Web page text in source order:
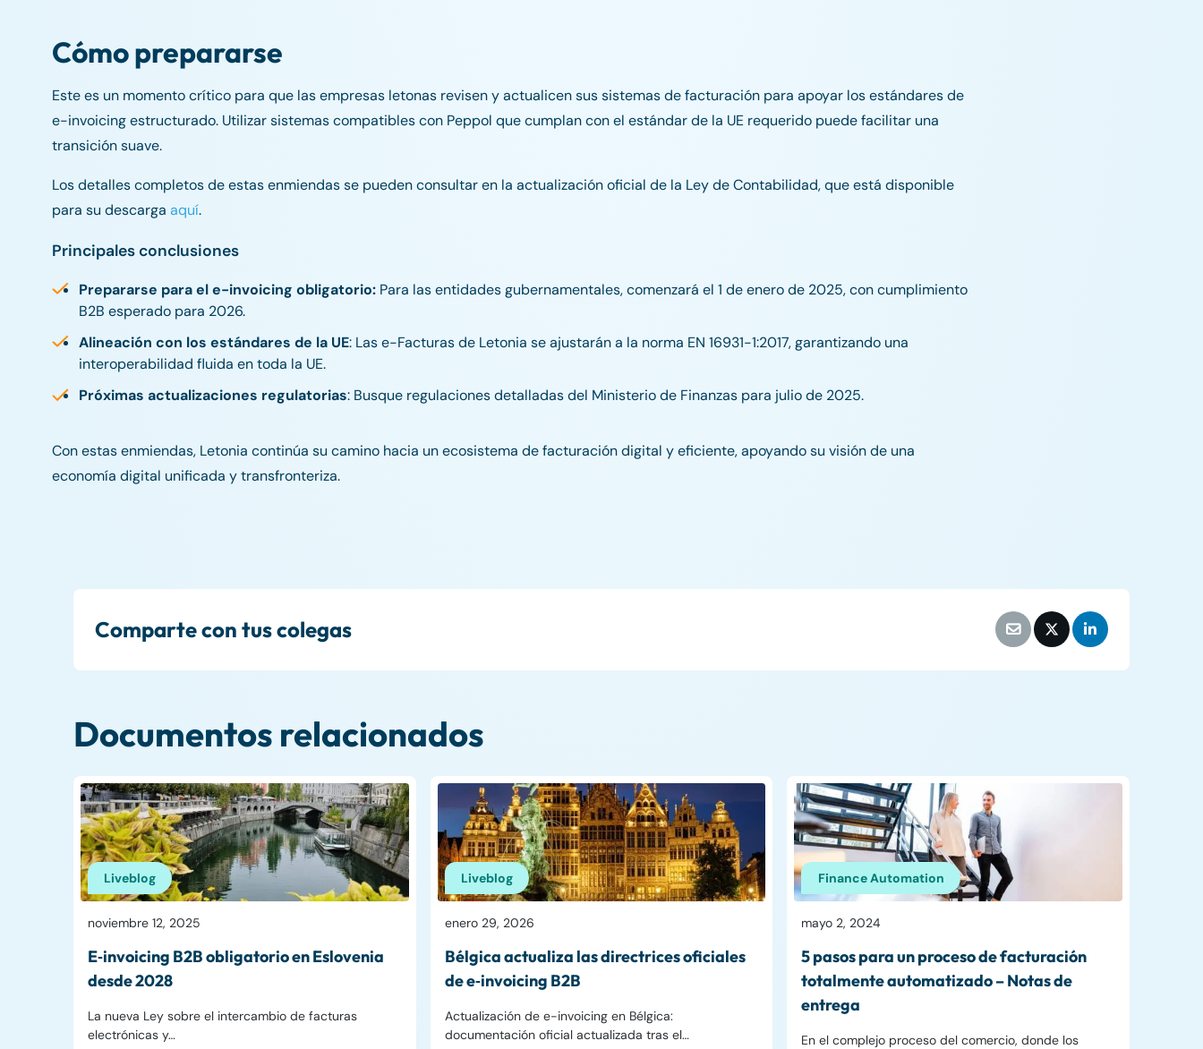
Cómo prepararse
Este es un momento crítico para que las empresas letonas revisen y actualicen sus sistemas de facturación para apoyar los estándares de
e-invoicing estructurado. Utilizar sistemas compatibles con Peppol que cumplan con el estándar de la UE requerido puede facilitar una
transición suave.
Los detalles completos de estas enmiendas se pueden consultar en la actualización oficial de la Ley de Contabilidad, que está disponible
para su descarga aquí.
Principales conclusiones
Prepararse para el e-invoicing obligatorio: Para las entidades gubernamentales, comenzará el 1 de enero de 2025, con cumplimiento
B2B esperado para 2026.
Alineación con los estándares de la UE: Las e-Facturas de Letonia se ajustarán a la norma EN 16931-1:2017, garantizando una
interoperabilidad fluida en toda la UE.
Próximas actualizaciones regulatorias: Busque regulaciones detalladas del Ministerio de Finanzas para julio de 2025.
Con estas enmiendas, Letonia continúa su camino hacia un ecosistema de facturación digital y eficiente, apoyando su visión de una
economía digital unificada y transfronteriza.
Comparte con tus colegas
Documentos relacionados
Liveblog
noviembre 12, 2025
E‑invoicing B2B obligatorio en Eslovenia
desde 2028
La nueva Ley sobre el intercambio de facturas
electrónicas y…
Liveblog
enero 29, 2026
Bélgica actualiza las directrices oficiales
de e‑invoicing B2B
Actualización de e-invoicing en Bélgica:
documentación oficial actualizada tras el…
Finance Automation
mayo 2, 2024
5 pasos para un proceso de facturación
totalmente automatizado – Notas de
entrega
En el complejo proceso del comercio, donde los